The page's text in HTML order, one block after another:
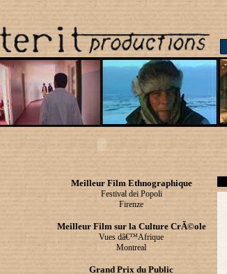
Meilleur Film Ethnographique
Festival dei Popoli
Firenze
Meilleur Film sur la Culture CrÃ©ole
Vues dâ€™Afrique
Montreal
Grand Prix du Public